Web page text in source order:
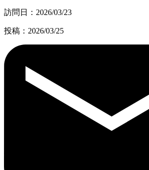
訪問日：2026/03/23
投稿：2026/03/25